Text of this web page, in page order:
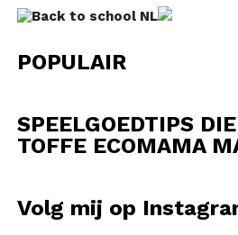
POPULAIR
SPEELGOEDTIPS
TOFFE ECOMAMA
Volg mij op